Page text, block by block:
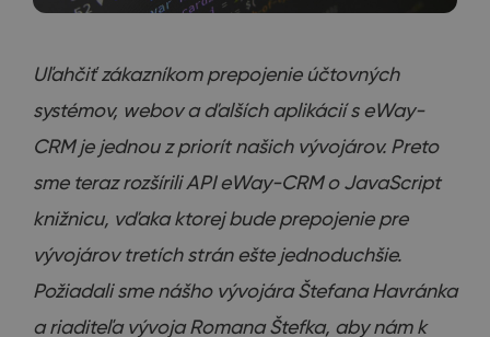
Uľahčiť zákazníkom prepojenie účtovných
systémov, webov a ďalších aplikácií s eWay-
CRM je jednou z priorít našich vývojárov. Preto
sme teraz rozšírili API eWay-CRM o JavaScript
knižnicu, vďaka ktorej bude prepojenie pre
vývojárov tretích strán ešte jednoduchšie.
Požiadali sme nášho vývojára Štefana Havránka
a riaditeľa vývoja Romana Štefka, aby nám k